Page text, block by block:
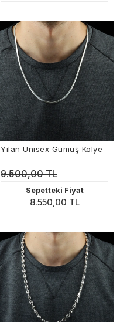
Yılan Unisex Gümüş Kolye
9.500,00 TL
Sepetteki Fiyat
8.550,00 TL